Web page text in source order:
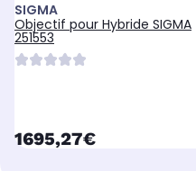
SIGMA
Objectif pour Hybride SIGMA
251553
currentPrice
1695,27€